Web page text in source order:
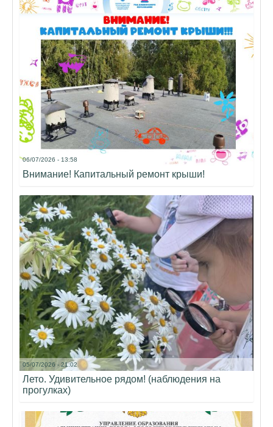
06/07/2026 - 13:58
Внимание! Капитальный ремонт крыши!
05/07/2026 - 21:02
Лето. Удивительное рядом! (наблюдения на
прогулках)